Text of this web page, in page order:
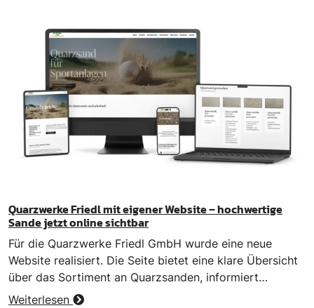
Quarzwerke Friedl mit eigener Website – hochwertige
Sande jetzt online sichtbar
Für die Quarzwerke Friedl GmbH wurde eine neue
Website realisiert. Die Seite bietet eine klare Übersicht
über das Sortiment an Quarzsanden, informiert…
Weiterlesen